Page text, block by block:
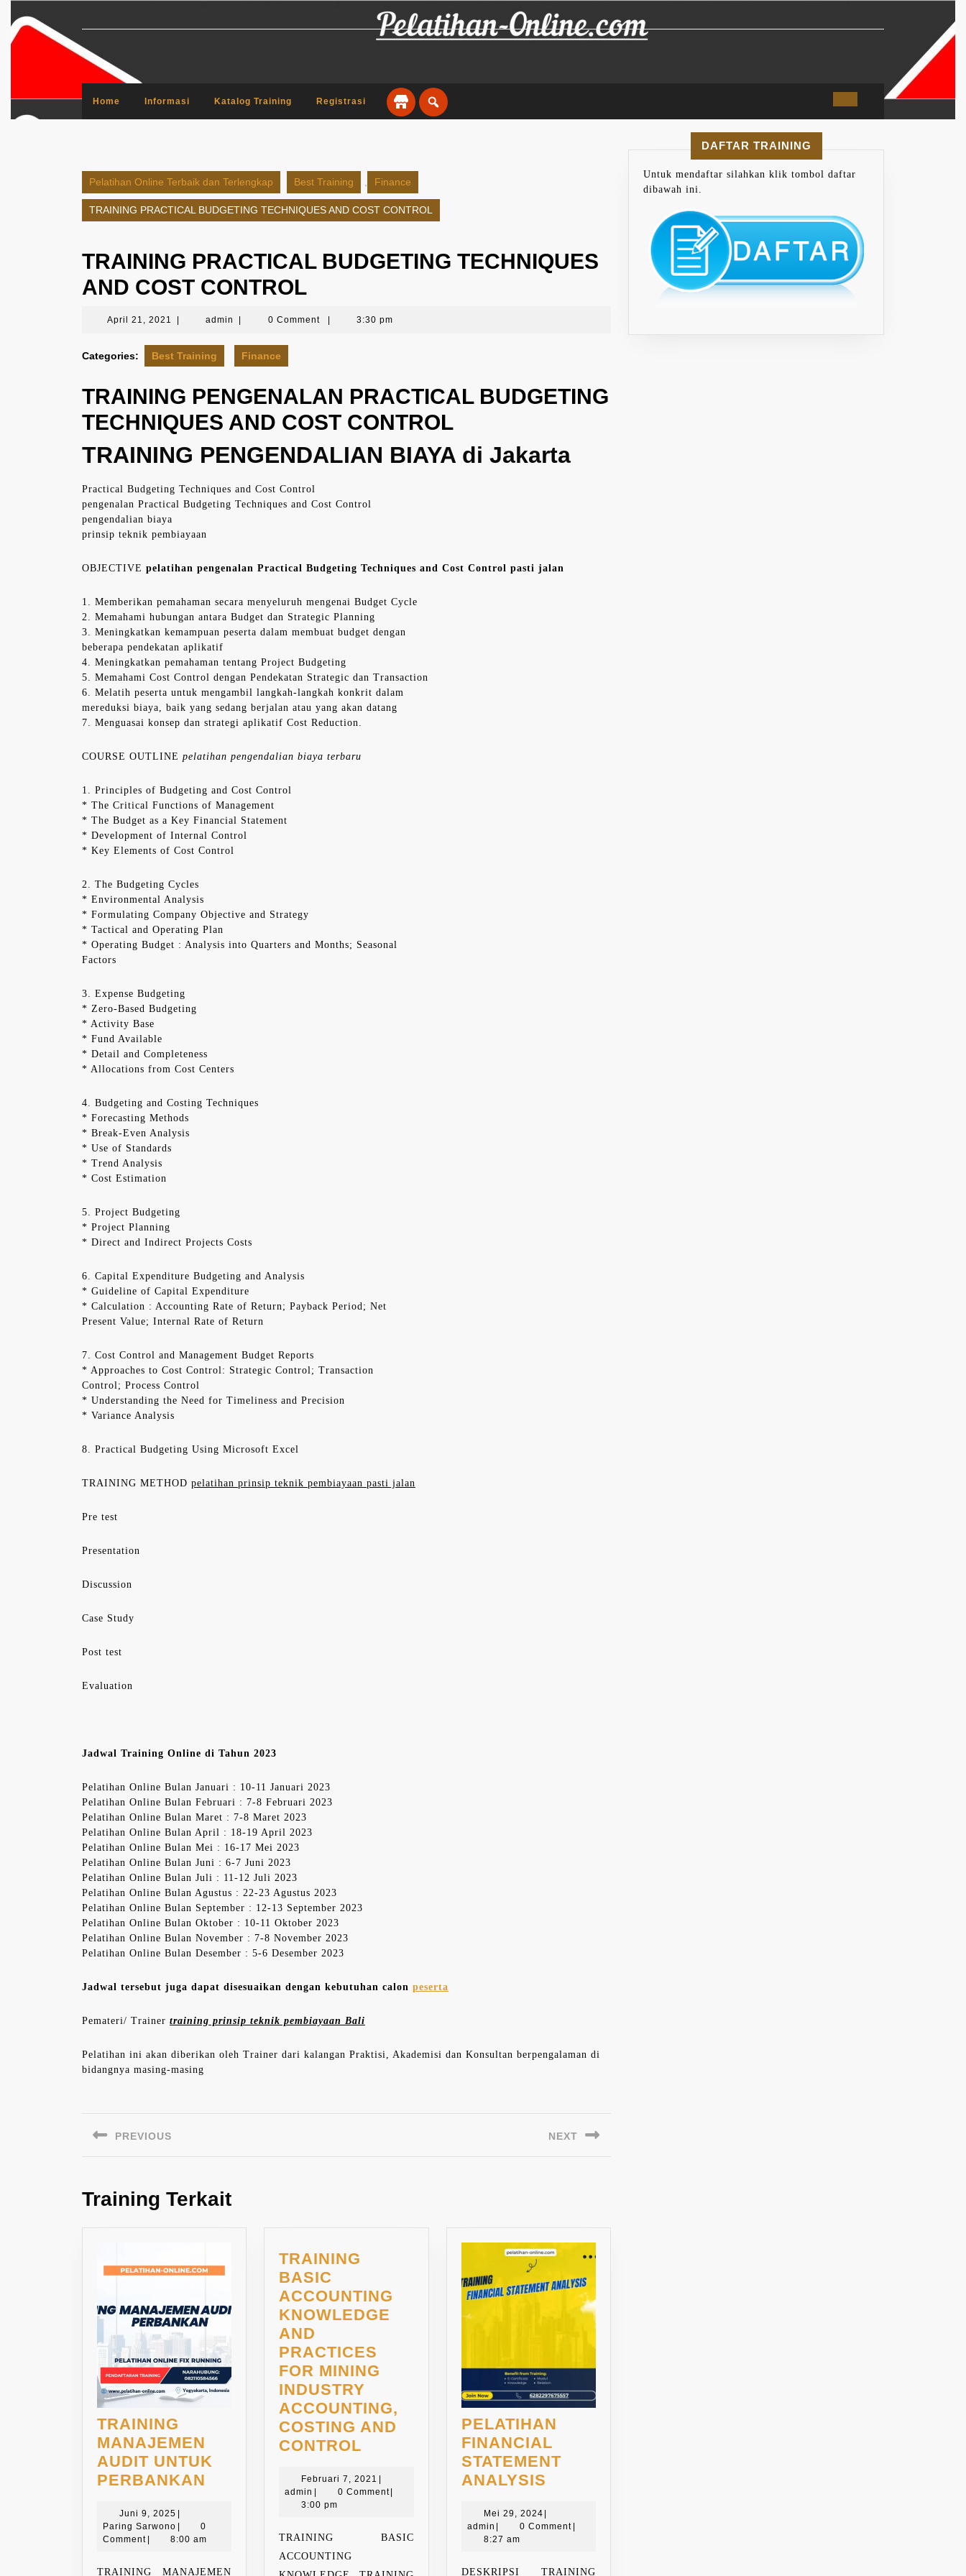
to
content
Home Informasi Katalog Training Registrasi
Pelatihan Online Terbaik dan Terlengkap Best Training Finance
TRAINING PRACTICAL BUDGETING TECHNIQUES AND COST CONTROL
TRAINING PRACTICAL BUDGETING TECHNIQUES
AND COST CONTROL
April 21, 2021 April
2021
admin admin 0 Comment 3:30 pm
Categories: Best Training Finance
TRAINING PENGENALAN PRACTICAL BUDGETING
TECHNIQUES AND COST CONTROL
TRAINING PENGENDALIAN BIAYA di Jakarta
Practical Budgeting Techniques and Cost Control
pengenalan Practical Budgeting Techniques and Cost Control
pengendalian biaya
prinsip teknik pembiayaan
OBJECTIVE pelatihan pengenalan Practical Budgeting Techniques and Cost Control pasti jalan
1. Memberikan pemahaman secara menyeluruh mengenai Budget Cycle
2. Memahami hubungan antara Budget dan Strategic Planning
3. Meningkatkan kemampuan peserta dalam membuat budget dengan
beberapa pendekatan aplikatif
4. Meningkatkan pemahaman tentang Project Budgeting
5. Memahami Cost Control dengan Pendekatan Strategic dan Transaction
6. Melatih peserta untuk mengambil langkah-langkah konkrit dalam
mereduksi biaya, baik yang sedang berjalan atau yang akan datang
7. Menguasai konsep dan strategi aplikatif Cost Reduction.
COURSE OUTLINE pelatihan pengendalian biaya terbaru
1. Principles of Budgeting and Cost Control
* The Critical Functions of Management
* The Budget as a Key Financial Statement
* Development of Internal Control
* Key Elements of Cost Control
2. The Budgeting Cycles
* Environmental Analysis
* Formulating Company Objective and Strategy
* Tactical and Operating Plan
* Operating Budget : Analysis into Quarters and Months; Seasonal
Factors
3. Expense Budgeting
* Zero-Based Budgeting
* Activity Base
* Fund Available
* Detail and Completeness
* Allocations from Cost Centers
4. Budgeting and Costing Techniques
* Forecasting Methods
* Break-Even Analysis
* Use of Standards
* Trend Analysis
* Cost Estimation
5. Project Budgeting
* Project Planning
* Direct and Indirect Projects Costs
6. Capital Expenditure Budgeting and Analysis
* Guideline of Capital Expenditure
* Calculation : Accounting Rate of Return; Payback Period; Net
Present Value; Internal Rate of Return
7. Cost Control and Management Budget Reports
* Approaches to Cost Control: Strategic Control; Transaction
Control; Process Control
* Understanding the Need for Timeliness and Precision
* Variance Analysis
8. Practical Budgeting Using Microsoft Excel
TRAINING METHOD pelatihan prinsip teknik pembiayaan pasti jalan
Pre test
Presentation
Discussion
Case Study
Post test
Evaluation
Jadwal Training Online di Tahun 2023
Pelatihan Online Bulan Januari : 10-11 Januari 2023
Pelatihan Online Bulan Februari : 7-8 Februari 2023
Pelatihan Online Bulan Maret : 7-8 Maret 2023
Pelatihan Online Bulan April : 18-19 April 2023
Pelatihan Online Bulan Mei : 16-17 Mei 2023
Pelatihan Online Bulan Juni : 6-7 Juni 2023
Pelatihan Online Bulan Juli : 11-12 Juli 2023
Pelatihan Online Bulan Agustus : 22-23 Agustus 2023
Pelatihan Online Bulan September : 12-13 September 2023
Pelatihan Online Bulan Oktober : 10-11 Oktober 2023
Pelatihan Online Bulan November : 7-8 November 2023
Pelatihan Online Bulan Desember : 5-6 Desember 2023
Jadwal tersebut juga dapat disesuaikan dengan kebutuhan calon peserta
Pemateri/ Trainer training prinsip teknik pembiayaan Bali
Pelatihan ini akan diberikan oleh Trainer dari kalangan Praktisi, Akademisi dan Konsultan berpengalaman di
bidangnya masing-masing
posPREVIOUS NEXT
Training Terkait
TRAINING
MANAJEMEN
AUDIT UNTUK
PERBANKAN
MANAJEMEN
UNTUK
PERBANKAN
Juni 9, 2025 Juni
9,
2025
Paring Sarwono Paring
Sarwono
0
Comment
8:00 am
TRAINING MANAJEMEN
TRAINING
BASIC
ACCOUNTING
KNOWLEDGE
AND
PRACTICES
FOR MINING
INDUSTRY
ACCOUNTING,
COSTING AND
CONTROL
ACCOUNTING
KNOWLEDGE
PRACTICES
Februari 7, 2021 Februari
7,
admin admin0 Comment
3:00 pm
TRAINING BASIC
ACCOUNTING
PELATIHAN
FINANCIAL
STATEMENT
ANALYSIS
STATEMENT
ANALYSIS
Mei 29, 2024Mei
29,
admin admin0 Comment
8:27 am
DESKRIPSI TRAINING
DAFTAR TRAINING
Untuk mendaftar silahkan klik tombol daftar
dibawah ini.